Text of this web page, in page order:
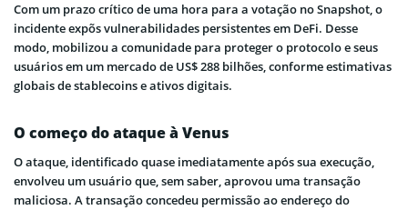
Com um prazo crítico de uma hora para a votação no Snapshot, o
incidente expõs vulnerabilidades persistentes em DeFi. Desse
modo, mobilizou a comunidade para proteger o protocolo e seus
usuários em um mercado de US$ 288 bilhões, conforme estimativas
globais destablecoinse ativos digitais.
O começo do ataque à Venus
O ataque, identificado quase imediatamente após sua execução,
envolveu um usuário que, sem saber, aprovou uma transação
maliciosa. A transação concedeu permissão ao endereço do